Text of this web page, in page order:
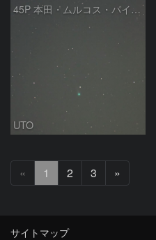
45P 本田・ムルコス・パイドゥシャーコヴァー彗星
UTO
« 1 2 3 »
へ
サイトマップ